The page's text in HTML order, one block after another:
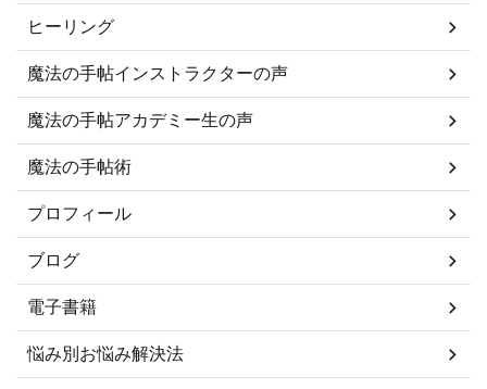
ヒーリング
魔法の手帖インストラクターの声
魔法の手帖アカデミー生の声
魔法の手帖術
プロフィール
ブログ
電子書籍
悩み別お悩み解決法